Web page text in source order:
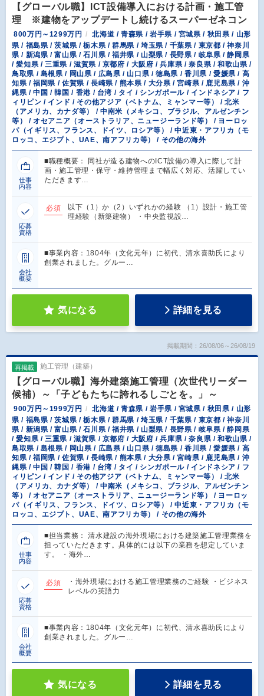
【グローバル職】ICT設備導入における計画・施工管
理 ※建物をアップデートし続けるスーパーゼネコン
800万円～1299万円
北海道 / 青森県 / 岩手県 / 宮城県 / 秋田県 / 山形
県 / 福島県 / 茨城県 / 栃木県 / 群馬県 / 埼玉県 / 千葉県 / 東京都 / 神奈川
県 / 新潟県 / 富山県 / 石川県 / 福井県 / 山梨県 / 長野県 / 岐阜県 / 静岡県
/ 愛知県 / 三重県 / 滋賀県 / 京都府 / 大阪府 / 兵庫県 / 奈良県 / 和歌山県 /
鳥取県 / 島根県 / 岡山県 / 広島県 / 山口県 / 徳島県 / 香川県 / 愛媛県 / 高
知県 / 福岡県 / 佐賀県 / 長崎県 / 熊本県 / 大分県 / 宮崎県 / 鹿児島県 / 沖
縄県 / 中国 / 韓国 / 香港 / 台湾 / タイ / シンガポール / インドネシア / フ
ィリピン / インド / その他アジア（ベトナム、ミャンマー等） / 北米
（アメリカ、カナダ等） / 中南米（メキシコ、ブラジル、アルゼンチン
等） / オセアニア（オーストラリア、ニュージーランド等） / ヨーロッ
パ（イギリス、フランス、ドイツ、ロシア等） / 中近東・アフリカ（モ
ロッコ、エジプト、UAE、南アフリカ等） / その他の海外
仕事
内容
■職種概要： 同社が造る建物へのICT設備の導入に際して計
画・施工管理・保守・維持管理まで幅広く対応、活躍してい
ただきます…
応募
資格
必須
以下（1）か（2）いずれかの経験 （1）設計・施工管
理経験（新築建物） ・中央監視設…
会社
概要
■事業内容：1804年（文化元年）に初代、清水喜助氏により
創業されました。グルー…
気になる 詳細を見る
掲載期間：26/08/06～26/08/19
再掲載 施工管理（建築）
【グローバル職】海外建築施工管理（次世代リーダー
候補）～「子どもたちに誇れるしごとを。」～
900万円～1999万円
北海道 / 青森県 / 岩手県 / 宮城県 / 秋田県 / 山形
県 / 福島県 / 茨城県 / 栃木県 / 群馬県 / 埼玉県 / 千葉県 / 東京都 / 神奈川
県 / 新潟県 / 富山県 / 石川県 / 福井県 / 山梨県 / 長野県 / 岐阜県 / 静岡県
/ 愛知県 / 三重県 / 滋賀県 / 京都府 / 大阪府 / 兵庫県 / 奈良県 / 和歌山県 /
鳥取県 / 島根県 / 岡山県 / 広島県 / 山口県 / 徳島県 / 香川県 / 愛媛県 / 高
知県 / 福岡県 / 佐賀県 / 長崎県 / 熊本県 / 大分県 / 宮崎県 / 鹿児島県 / 沖
縄県 / 中国 / 韓国 / 香港 / 台湾 / タイ / シンガポール / インドネシア / フ
ィリピン / インド / その他アジア（ベトナム、ミャンマー等） / 北米
（アメリカ、カナダ等） / 中南米（メキシコ、ブラジル、アルゼンチン
等） / オセアニア（オーストラリア、ニュージーランド等） / ヨーロッ
パ（イギリス、フランス、ドイツ、ロシア等） / 中近東・アフリカ（モ
ロッコ、エジプト、UAE、南アフリカ等） / その他の海外
仕事
内容
■担当業務： 清水建設の海外現場における建築施工管理業務を
担っていただきます。具体的には以下の業務を想定していま
す。 ・海外…
応募
資格
必須
・海外現場における施工管理業務のご経験 ・ビジネス
レベルの英語力
会社
概要
■事業内容：1804年（文化元年）に初代、清水喜助氏により
創業されました。グルー…
気になる 詳細を見る